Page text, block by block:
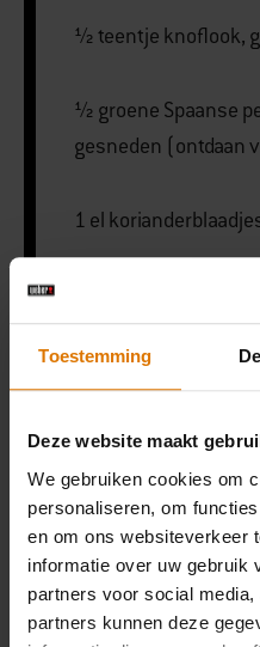
Toestemming
Deze website maakt
We gebruiken cookies om
personaliseren, om
en om ons websiteverkeer
informatie over uw gebruik
partners voor social
partners kunnen deze
½ teentje knoflook,
½ groene Spaanse
gesneden (ontdaan
1 el
80ml slagroom/
90g Griekse yoghurt